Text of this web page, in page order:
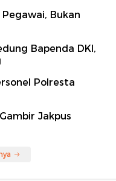
Bukan
Bapenda DKI,
Polresta
Jakpus